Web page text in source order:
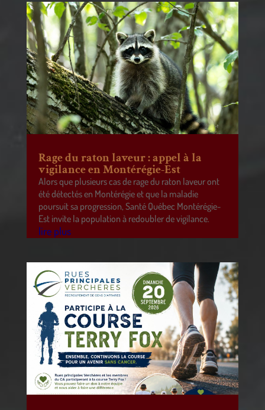
Rage du raton laveur : appel à la
vigilance en Montérégie-Est
Alors que plusieurs cas de rage du raton laveur ont
été détectés en Montérégie et que la maladie
poursuit sa progression, Santé Québec Montérégie-
Est invite la population à redoubler de vigilance.
lire plus